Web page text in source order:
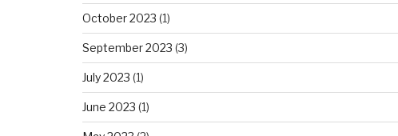
October 2023 (1)
September 2023 (3)
July 2023 (1)
June 2023 (1)